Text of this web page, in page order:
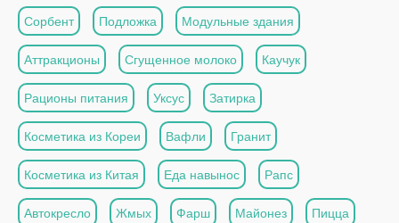
Сорбент Подложка Модульные здания
Аттракционы Сгущенное молоко Каучук
Рационы питания Уксус Затирка
Косметика из Кореи Вафли Гранит
Косметика из Китая Еда навынос Рапс
Автокресло Жмых Фарш Майонез Пицца